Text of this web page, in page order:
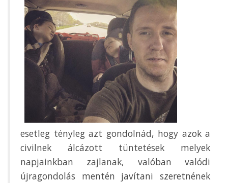
esetleg tényleg azt gondolnád, hogy azok a
civilnek álcázott tüntetések melyek
napjainkban zajlanak, valóban valódi
újragondolás mentén javítani szeretnének